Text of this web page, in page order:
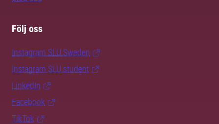
Följ oss
Instagram SLU.Sweden
Instagram SLU.student
LinkedIn
Facebook
TikTok